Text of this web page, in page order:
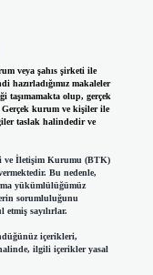
veya şahıs şirketi ile
hazırladığımız makaleler
taşımamakta olup, gerçek
Gerçek kurum ve kişiler ile
taslak halindedir ve
ve İletişim Kurumu (BTK)
Bu nedenle,
yükümlülüğümüz
sorumluluğunu
sayılırlar.
içerikleri,
ilgili içerikler yasal